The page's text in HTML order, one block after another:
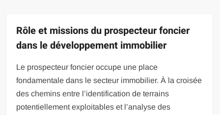
Rôle et missions du prospecteur foncier
dans le développement immobilier
Le prospecteur foncier occupe une place
fondamentale dans le secteur immobilier. À la croisée
des chemins entre l’identification de terrains
potentiellement exploitables et l’analyse des